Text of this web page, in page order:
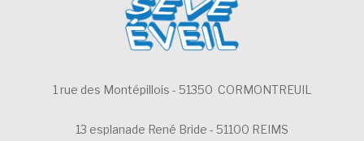
1 rue des Montépillois - 51350 CORMONTREUIL
13 esplanade René Bride - 51100 REIMS